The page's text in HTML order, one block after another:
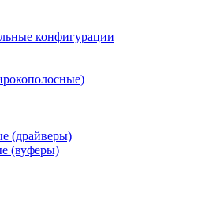
конфигурации
(драйверы)
(вуферы)